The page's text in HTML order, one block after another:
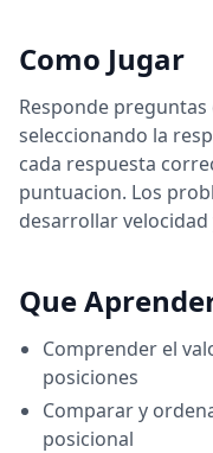
Como Jugar
Responde
seleccionando la
cada respuesta
puntuacion. Los
desarrollar velocidad
Que
Comprender el
posiciones
Comparar y
posicional